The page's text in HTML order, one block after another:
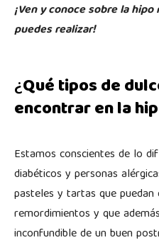
¡Ven y conoce sobre la
puedes realizar!
¿Qué tipos de
encontrar en la
Estamos conscientes de lo
diabéticos y personas
pasteles y tartas que puedan
remordimientos y que
inconfundible de un buen